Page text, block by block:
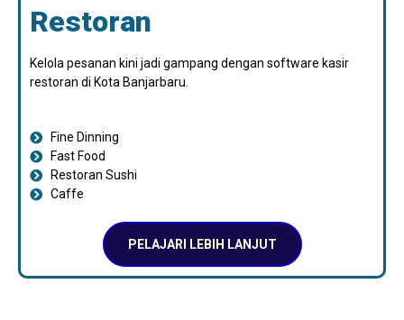
Restoran
Kelola pesanan kini jadi gampang dengan software kasir
restoran di Kota Banjarbaru.
Fine Dinning
Fast Food
Restoran Sushi
Caffe
PELAJARI LEBIH LANJUT